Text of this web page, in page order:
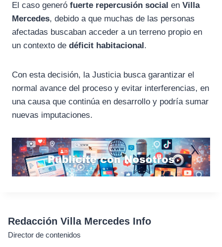
El caso generó fuerte repercusión social en Villa
Mercedes, debido a que muchas de las personas
afectadas buscaban acceder a un terreno propio en
un contexto de déficit habitacional.
Con esta decisión, la Justicia busca garantizar el
normal avance del proceso y evitar interferencias, en
una causa que continúa en desarrollo y podría sumar
nuevas imputaciones.
Redacción Villa Mercedes Info
Director de contenidos